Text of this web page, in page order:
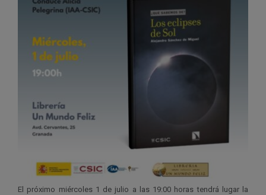
El próximo miércoles 1 de julio a las 19:00 horas tendrá lugar la